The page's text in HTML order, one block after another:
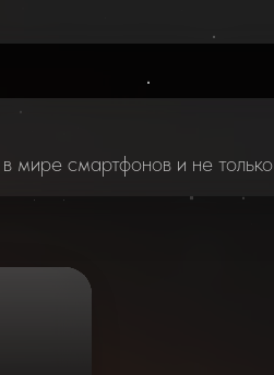
смартфонов и не только